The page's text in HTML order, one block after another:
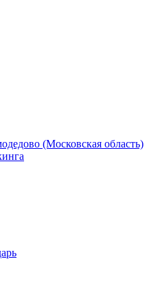
(Московская область)